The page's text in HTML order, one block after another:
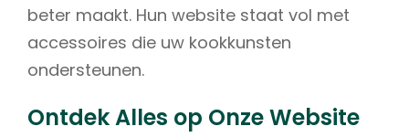
beter maakt. Hun website staat vol met
accessoires die uw kookkunsten
ondersteunen.
Ontdek Alles op Onze Website